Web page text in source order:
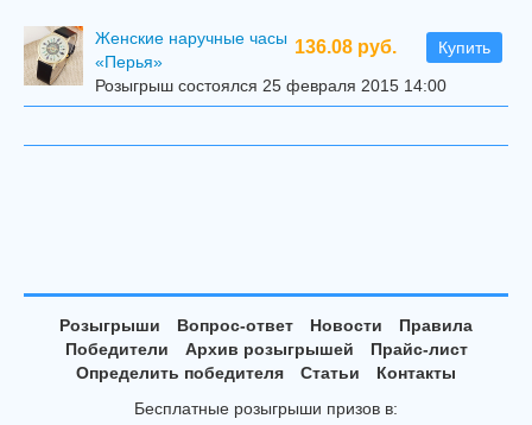
136.08 руб. Купить
Женские наручные часы
«Перья»
Розыгрыш состоялся 25 февраля 2015 14:00
Розыгрыши Вопрос-ответ Новости
Правила
Победители
Архив розыгрышей
Прайс-лист
Определить победителя
Статьи
Контакты
Бесплатные розыгрыши призов в: